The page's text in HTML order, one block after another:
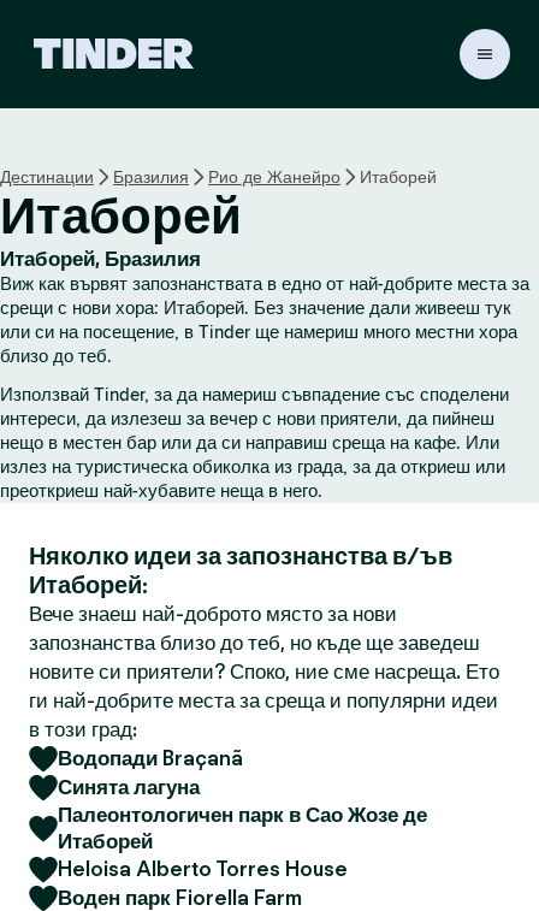
r
Н
а
ч
а
л
о
Дестинации Бразилия Рио де Жанейро Итаборей
Итаборей
Итаборей, Бразилия
Виж как вървят запознанствата в едно от най-добрите места за
срещи с нови хора: Итаборей. Без значение дали живееш тук
или си на посещение, в Tinder ще намериш много местни хора
близо до теб.
Използвай Tinder, за да намериш съвпадение със споделени
интереси, да излезеш за вечер с нови приятели, да пийнеш
нещо в местен бар или да си направиш среща на кафе. Или
излез на туристическа обиколка из града, за да откриеш или
преоткриеш най-хубавите неща в него.
Няколко идеи за запознанства в/ъв
Итаборей:
Вече знаеш най-доброто място за нови
запознанства близо до теб, но къде ще заведеш
новите си приятели? Споко, ние сме насреща. Ето
ги най-добрите места за среща и популярни идеи
в този град:
Водопади Braçanã
Синята лагуна
Палеонтологичен парк в Сао Жозе де
Итаборей
Heloisa Alberto Torres House
Воден парк Fiorella Farm